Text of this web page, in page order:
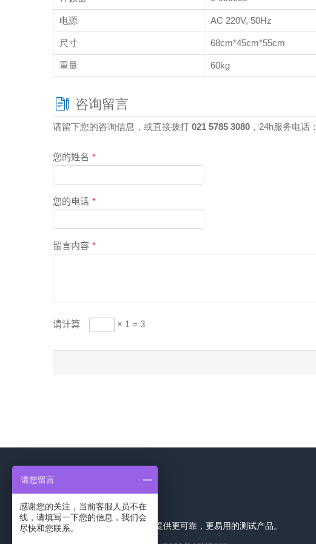
电源 AC 220V, 50Hz
尺寸 68cm*45cm*55cm
重量 60kg
咨询留言
请留下您的咨询信息，或直接拨打 021 5785 3080 ，24h服务电话：
您的姓名 *
您的电话 *
留言内容 *
请计算 × 1 = 3
联系我们
索彤仪器始终致力于为用户提供更可靠，更易用的测试产品。
请您留言
感谢您的关注，当前客服人员不在
线，请填写一下您的信息，我们会
尽快和您联系。